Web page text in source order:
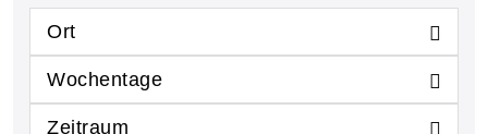
Ort
Wochentage
Zeitraum